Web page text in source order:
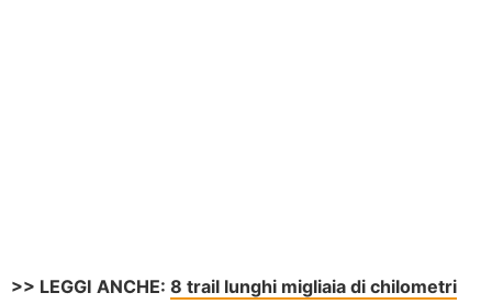
>> LEGGI ANCHE: 8 trail lunghi migliaia di chilometri